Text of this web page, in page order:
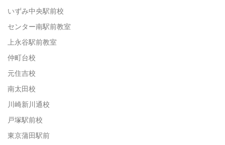
いずみ中央駅前校
センター南駅前教室
上永谷駅前教室
仲町台校
元住吉校
南太田校
川崎新川通校
戸塚駅前校
東京蒲田駅前